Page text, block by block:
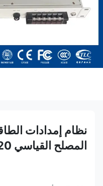
المصلح القياسي CS1U-4820